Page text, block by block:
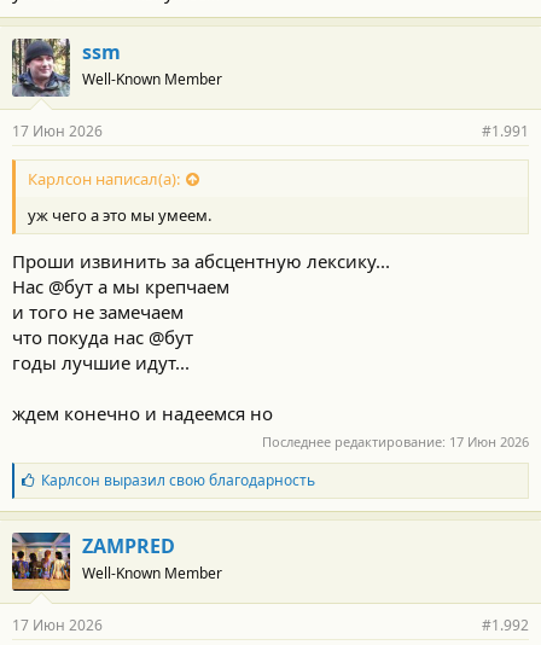
ssm
Well-Known Member
17 Июн 2026 #1.991
Карлсон написал(а):
уж чего а это мы умеем.
Проши извинить за абсцентную лексику...
Нас @бут а мы крепчаем
и того не замечаем
что покуда нас @бут
годы лучшие идут...
ждем конечно и надеемся но
Последнее редактирование: 17 Июн 2026
Б
л
а
г
о
д
а
н
Карлсон выразил свою благодарность
ZAMPRED
Well-Known Member
17 Июн 2026 #1.992